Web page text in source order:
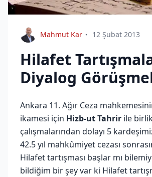
Mahmut Kar 12 Şubat 2013
Hilafet
Diyalog
Ankara 11. Ağır Ceza
ikamesi için Hizb-ut Tahrir ile
çalışmalarından dolayı 5
42.5 yıl mahkûmiyet cezası
Hilafet tartışması başlar mı
bildiğim bir şey var ki Hilafet